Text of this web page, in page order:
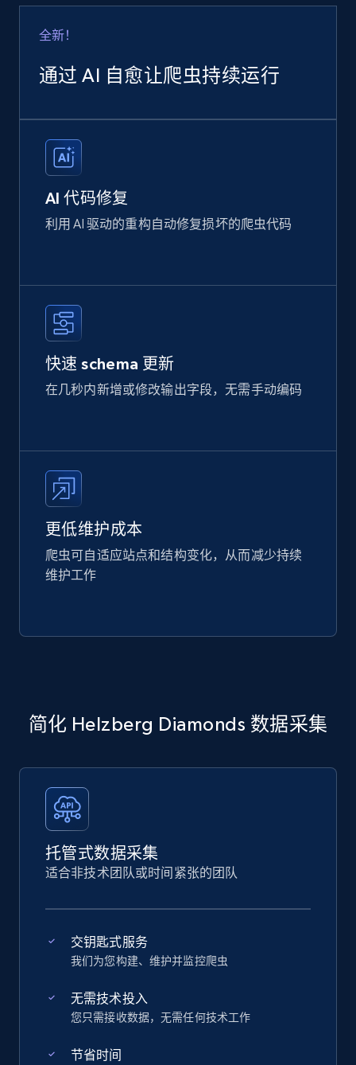
全新！
通过 AI 自愈让爬虫持续运行
AI 代码修复
利用 AI 驱动的重构自动修复损坏的爬虫代码
快速 schema 更新
在几秒内新增或修改输出字段，无需手动编码
更低维护成本
爬虫可自适应站点和结构变化，从而减少持续
维护工作
简化 Helzberg Diamonds 数据采集
托管式数据采集
适合非技术团队或时间紧张的团队
交钥匙式服务
我们为您构建、维护并监控爬虫
无需技术投入
您只需接收数据，无需任何技术工作
节省时间